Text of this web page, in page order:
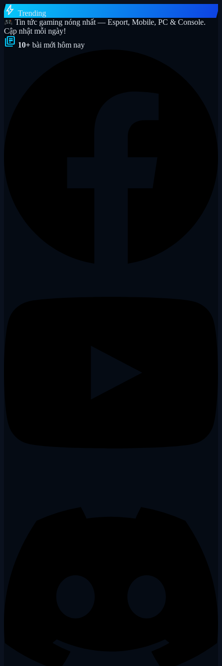
bolt Trending
Tin tức gaming nóng nhất — Esport, Mobile, PC & Console.
Cập nhật mỗi ngày!
library_books 10+ bài mới hôm nay